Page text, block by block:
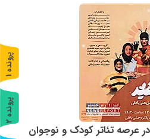
عرصه تئاتر کودک و نوجوان
پ
ر
و
ن
د
ه
1
پ
ر
و
ن
د
ه
2